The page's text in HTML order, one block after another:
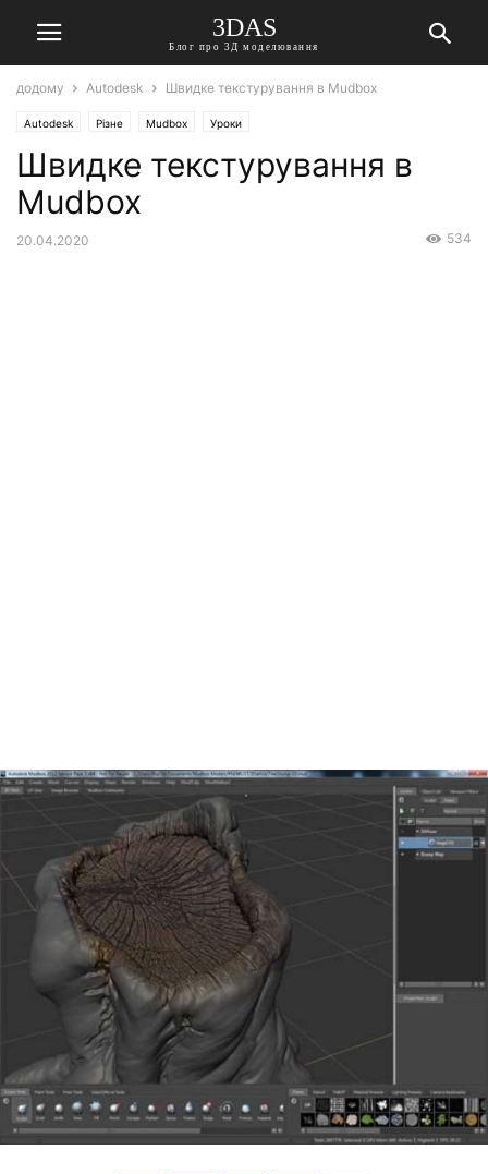
3DAS
Блог про 3Д моделювання
додому Autodesk Швидке текстурування в Mudbox
Autodesk Різне Mudbox Уроки
Швидке текстурування в
Mudbox
20.04.2020 534